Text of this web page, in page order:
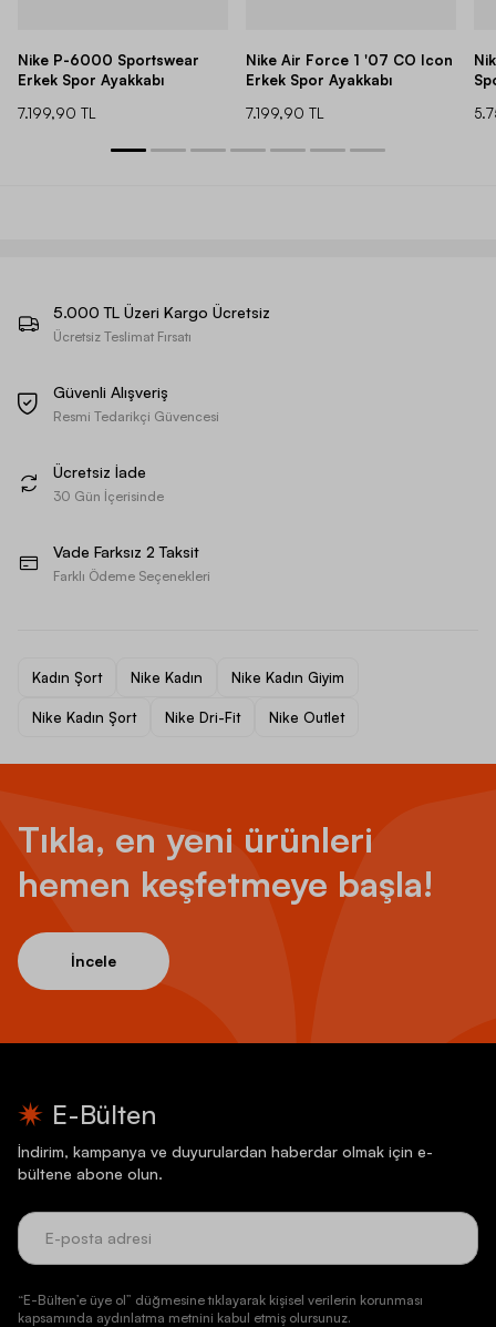
Nike P-6000 Sportswear
Erkek Spor Ayakkabı
7.199,90 TL
Nike Air Force 1 '07 CO Icon
Erkek Spor Ayakkabı
7.199,90 TL
5.000 TL Üzeri Kargo Ücretsiz
Ücretsiz Teslimat Fırsatı
Güvenli Alışveriş
Resmi Tedarikçi Güvencesi
Ücretsiz İade
30 Gün İçerisinde
Vade Farksız 2 Taksit
Farklı Ödeme Seçenekleri
Kadın Şort Nike Kadın Nike Kadın Giyim
Nike Kadın Şort Nike Dri-Fit Nike Outlet
Tıkla, en yeni ürünleri
hemen keşfetmeye başla!
İncele
E-Bülten
İndirim, kampanya ve duyurulardan haberdar olmak için e-
bültene abone olun.
“E-Bülten’e üye ol” düğmesine tıklayarak kişisel verilerin korunması
kapsamında aydınlatma metnini kabul etmiş olursunuz.